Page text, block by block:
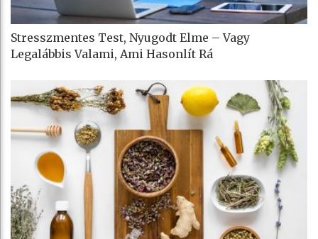
Stresszmentes Test, Nyugodt Elme – Vagy
Legalábbis Valami, Ami Hasonlít Rá